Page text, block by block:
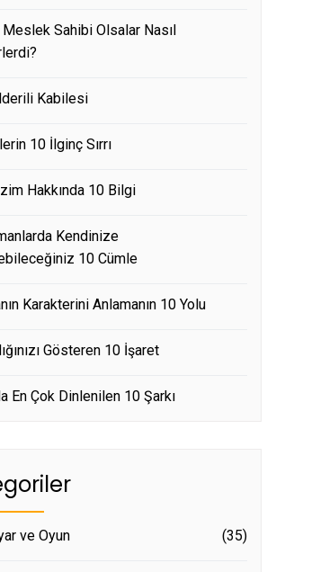
Sahibi Olsalar Nasıl
Kabilesi
10 İlginç Sırrı
Hakkında 10 Bilgi
Kendinize
10 Cümle
Karakterini Anlamanın 10 Yolu
Gösteren 10 İşaret
En Çok Dinlenilen 10 Şarkı
ve Oyun (35)